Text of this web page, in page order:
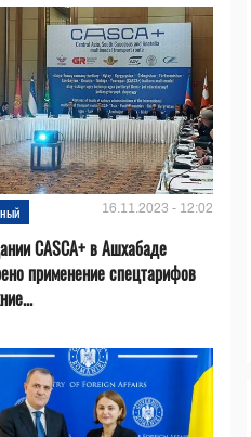
16.11.2023 - 12:02
CASCA+ в Ашхабаде
применение спецтарифов